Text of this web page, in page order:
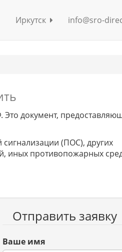
Иркутск info@sro-
документ,
(ПОС), других
иных противопожарных
Отправить заявку
Ваше имя